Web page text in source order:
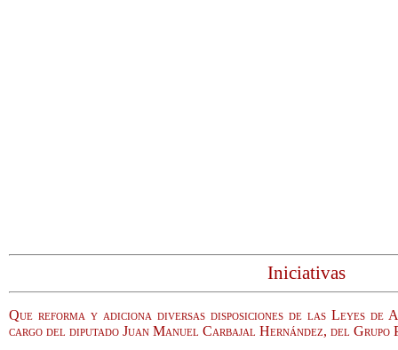
Iniciativas
Que reforma y adiciona diversas disposiciones de las Leyes
cargo del diputado Juan Manuel Carbajal Hernández, del